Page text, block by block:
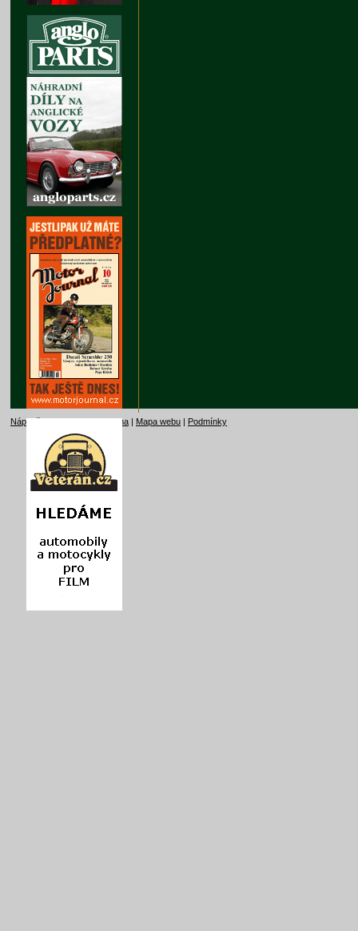
Nápověda|Kontakt|Reklama | Mapa webu | Podmínky